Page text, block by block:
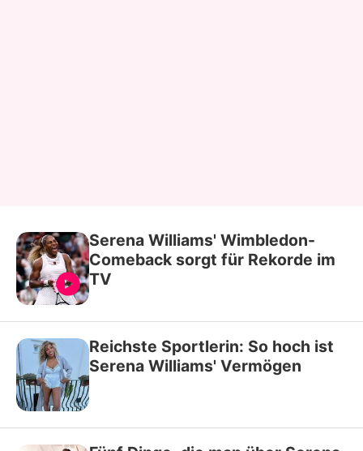
Serena Williams' Wimbledon-
Comeback sorgt für Rekorde im
TV
Reichste Sportlerin: So hoch ist
Serena Williams' Vermögen